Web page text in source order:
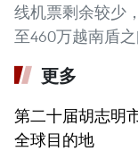
线机票剩余较少
至460万越南盾之
更多
第二十届胡志明
全球目的地